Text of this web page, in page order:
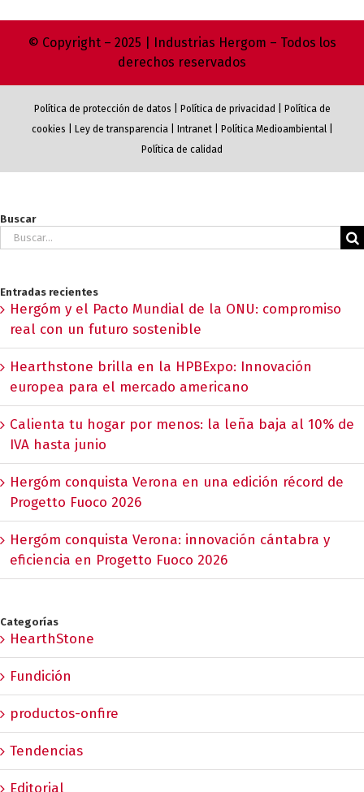
© Copyright – 2025 | Industrias Hergom – Todos los
derechos reservados
Política de protección de datos Política de privacidad
Política de
cookies
Ley de transparencia| Intranet| Política Medioambiental|
Política de calidad
Buscar
Buscar:
Entradas recientes
Hergóm y el Pacto Mundial de la ONU: compromiso
real con un futuro sostenible
Hearthstone brilla en la HPBExpo: Innovación
europea para el mercado americano
Calienta tu hogar por menos: la leña baja al 10% de
IVA hasta junio
Hergóm conquista Verona en una edición récord de
Progetto Fuoco 2026
Hergóm conquista Verona: innovación cántabra y
eficiencia en Progetto Fuoco 2026
Categorías
HearthStone
Fundición
productos-onfire
Tendencias
Editorial